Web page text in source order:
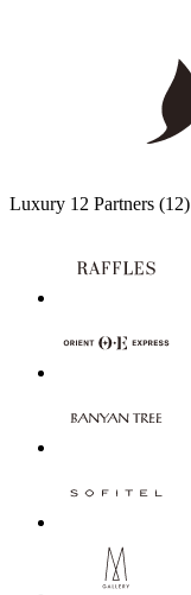
Luxury 12 Partners (12)